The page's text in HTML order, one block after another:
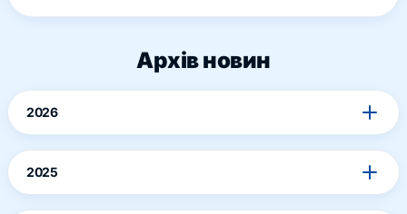
Архів новин
2026
2025